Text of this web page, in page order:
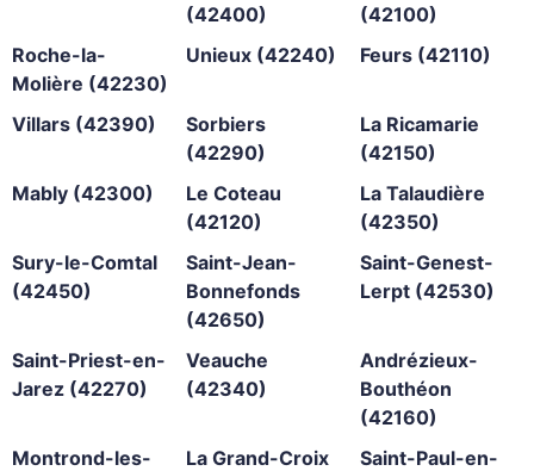
(42400)
(42100)
Roche-la-
Molière (42230)
Unieux (42240) Feurs (42110)
Villars (42390)
Sorbiers
(42290)
La Ricamarie
(42150)
Mably (42300)
Le Coteau
(42120)
La Talaudière
(42350)
Sury-le-Comtal
(42450)
Saint-Jean-
Bonnefonds
(42650)
Saint-Genest-
Lerpt (42530)
Saint-Priest-en-
Jarez (42270)
Veauche
(42340)
Andrézieux-
Bouthéon
(42160)
Montrond-les-
La Grand-Croix
Saint-Paul-en-